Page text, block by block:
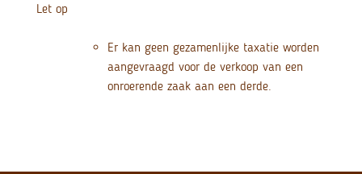
Let op
Er kan geen gezamenlijke taxatie worden
aangevraagd voor de verkoop van een
onroerende zaak aan een derde.